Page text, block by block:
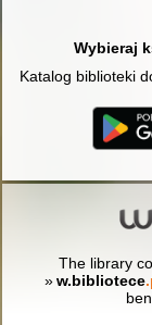
Wybieraj
Katalog biblioteki
The library
»w.bibliotece